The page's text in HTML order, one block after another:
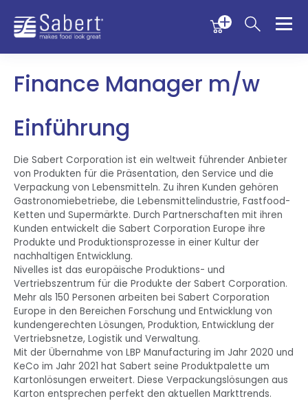
Menu
Sabert
Finance Manager m/w
Einführung
Die Sabert Corporation ist ein weltweit führender Anbieter
von Produkten für die Präsentation, den Service und die
Verpackung von Lebensmitteln. Zu ihren Kunden gehören
Gastronomiebetriebe, die Lebensmittelindustrie, Fastfood-
Ketten und Supermärkte. Durch Partnerschaften mit ihren
Kunden entwickelt die Sabert Corporation Europe ihre
Produkte und Produktionsprozesse in einer Kultur der
nachhaltigen Entwicklung.
Nivelles ist das europäische Produktions- und
Vertriebszentrum für die Produkte der Sabert Corporation.
Mehr als 150 Personen arbeiten bei Sabert Corporation
Europe in den Bereichen Forschung und Entwicklung von
kundengerechten Lösungen, Produktion, Entwicklung der
Vertriebsnetze, Logistik und Verwaltung.
Mit der Übernahme von LBP Manufacturing im Jahr 2020 und
KeCo im Jahr 2021 hat Sabert seine Produktpalette um
Kartonlösungen erweitert. Diese Verpackungslösungen aus
Karton entsprechen perfekt den aktuellen Markttrends.